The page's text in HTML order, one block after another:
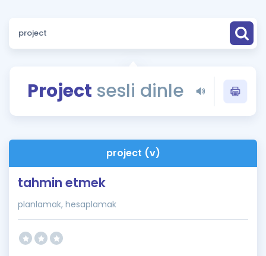
Sözlük
Rehberlik Aracı
ÖSYM Sınav Takvimi
Kampanyalar
Blog
Hakkımızda
Project sesli dinle
project (v)
tahmin etmek
planlamak, hesaplamak